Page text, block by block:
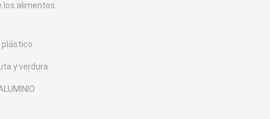
los alimentos
plástico
y verdura